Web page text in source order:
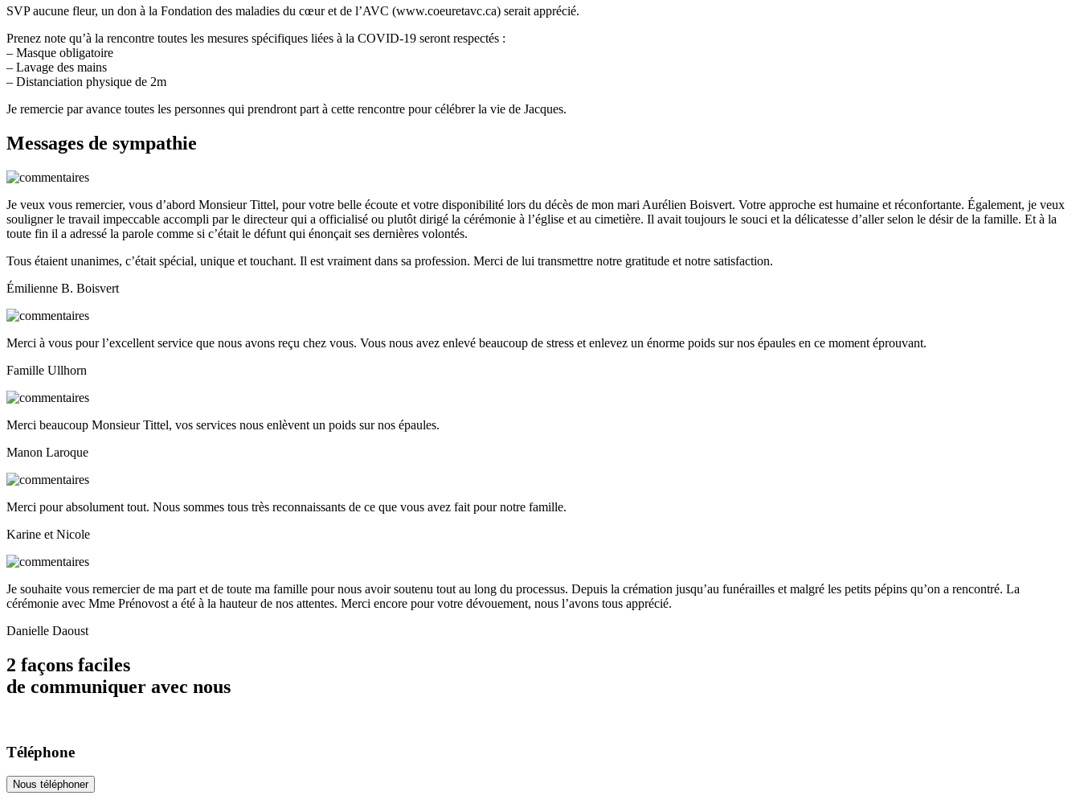
SVP aucune fleur, un don à la Fondation des maladies du cœur et de l’AVC (www.coeuretavc.ca) serait apprécié.
Prenez note qu’à la rencontre toutes les mesures spécifiques liées à la COVID-19 seront respectés :
– Masque obligatoire
– Lavage des mains
– Distanciation physique de 2m
Je remercie par avance toutes les personnes qui prendront part à cette rencontre pour célébrer la vie de Jacques.
Messages de sympathie
Je veux vous remercier, vous d’abord Monsieur Tittel, pour votre belle écoute et votre disponibilité lors du décès de mon mari Aurélien Boisvert. Votre approche est humaine et réconfortante. Également, je veux
souligner le travail impeccable accompli par le directeur qui a officialisé ou plutôt dirigé la cérémonie à l’église et au cimetière. Il avait toujours le souci et la délicatesse d’aller selon le désir de la famille. Et à la
toute fin il a adressé la parole comme si c’était le défunt qui énonçait ses dernières volontés.
Tous étaient unanimes, c’était spécial, unique et touchant. Il est vraiment dans sa profession. Merci de lui transmettre notre gratitude et notre satisfaction.
Émilienne B. Boisvert
Merci à vous pour l’excellent service que nous avons reçu chez vous. Vous nous avez enlevé beaucoup de stress et enlevez un énorme poids sur nos épaules en ce moment éprouvant.
Famille Ullhorn
Merci beaucoup Monsieur Tittel, vos services nous enlèvent un poids sur nos épaules.
Manon Laroque
Merci pour absolument tout. Nous sommes tous très reconnaissants de ce que vous avez fait pour notre famille.
Karine et Nicole
Je souhaite vous remercier de ma part et de toute ma famille pour nous avoir soutenu tout au long du processus. Depuis la crémation jusqu’au funérailles et malgré les petits pépins qu’on a rencontré. La
cérémonie avec Mme Prénovost a été à la hauteur de nos attentes. Merci encore pour votre dévouement, nous l’avons tous apprécié.
Danielle Daoust
2 façons faciles
de communiquer avec nous
Téléphone
Nous téléphoner